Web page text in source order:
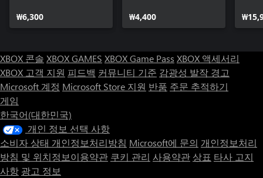
₩6,300 ₩4,400
XBOX 콘솔 XBOX GAMES XBOX Game Pass XBOX 액세서리
XBOX 고객 지원 피드백 커뮤니티 기준 감광성 발작 경고
Microsoft 계정 Microsoft Store 지원 반품 주문 추적하기
게임
한국어(대한민국)
개인 정보 선택 사항
소비자 상태 개인정보처리방침 Microsoft에 문의 개인정보처리
방침 및 위치정보이용약관 쿠키 관리 사용약관 상표 타사 고지
사항 광고 정보